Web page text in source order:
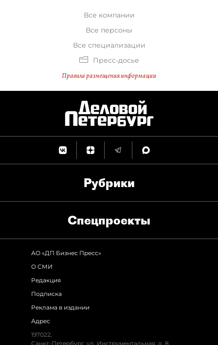
Все компании
Все персоны
Все специализации
Пресс-досье
Правила размещения информации
Рубрики
Спец­проекты
АО «ДП Бизнес Пресс»
О СМИ
Редакция
Подписка
Реклама в издании
Адрес
197022,
Санкт-Петербург, ул. Инструментальная, д. 8,